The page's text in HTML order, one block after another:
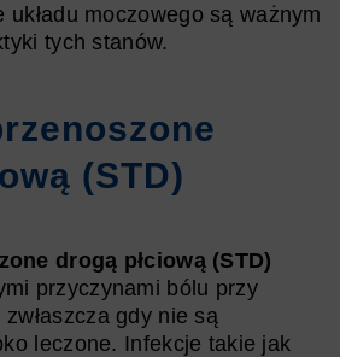
układu moczowego są ważnym
tych stanów.
(STD)
drogą płciową (STD)
przyczynami bólu przy
gdy nie są
leczone. Infekcje takie jak